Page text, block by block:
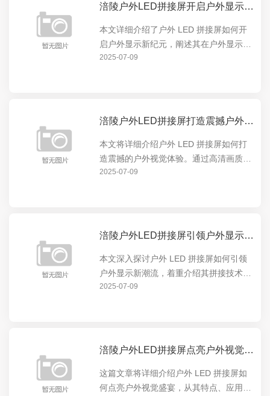
涪陵户外LED拼接屏开启户外显示新纪元
本文详细介绍了户外 LED 拼接屏如何开
启户外显示新纪元，阐述其在户外显示领
域的独特优势和创新应用，包括高清画
2025-07-09
涪陵户外LED拼接屏打造震撼户外视觉体验
本文将详细介绍户外 LED 拼接屏如何打
造震撼的户外视觉体验。通过高清画质、
超大尺寸和灵活拼接等特点，为户外场景
2025-07-09
涪陵户外LED拼接屏引领户外显示新潮流
本文深入探讨户外 LED 拼接屏如何引领
户外显示新潮流，着重介绍其拼接技术的
优势与创新，展现其在户外显示领域的卓
2025-07-09
涪陵户外LED拼接屏点亮户外视觉盛宴
这篇文章将详细介绍户外 LED 拼接屏如
何点亮户外视觉盛宴，从其特点、应用场